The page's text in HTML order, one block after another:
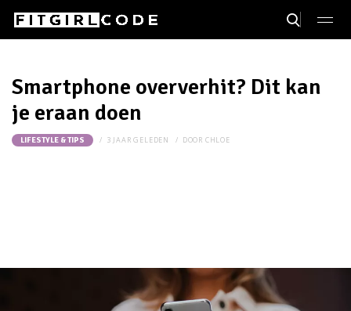
Smartphone oververhit? Dit kan
je eraan doen
LIFESTYLE & TIPS 3 JAAR GELEDEN DOOR CHLOE